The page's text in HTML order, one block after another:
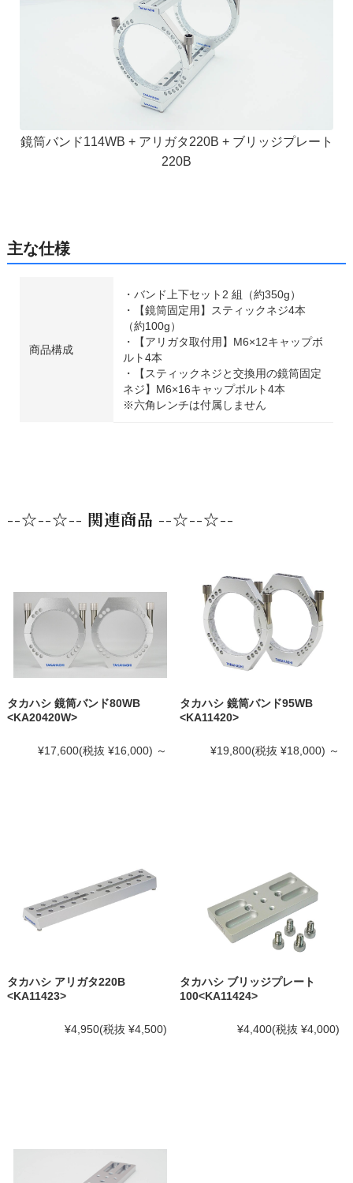
鏡筒バンド114WB + アリガタ220B + ブリッジプレート
220B
主な仕様
商品構成
・バンド上下セット2 組（約350g）
・【鏡筒固定用】スティックネジ4本
（約100g）
・【アリガタ取付用】M6×12キャップボ
ルト4本
・【スティックネジと交換用の鏡筒固定
ネジ】M6×16キャップボルト4本
※六角レンチは付属しません
--☆--☆-- 関連商品 --☆--☆--
タカハシ 鏡筒バンド80WB
<KA20420W>
¥17,600(税抜 ¥16,000) ～
タカハシ 鏡筒バンド95WB
<KA11420>
¥19,800(税抜 ¥18,000) ～
タカハシ アリガタ220B
<KA11423>
¥4,950(税抜 ¥4,500)
タカハシ ブリッジプレート
100<KA11424>
¥4,400(税抜 ¥4,000)